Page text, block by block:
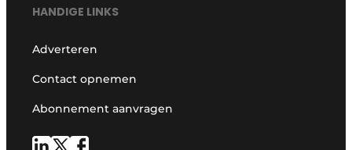
HANDIGE LINKS
Adverteren
Contact opnemen
Abonnement aanvragen